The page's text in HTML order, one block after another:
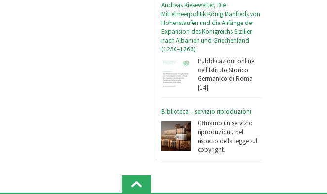
Andreas Kiesewetter, Die
Mittelmeerpolitik König Manfreds von
Hohenstaufen und die Anfänge der
Expansion des Königreichs Sizilien
nach Albanien und Griechenland
(1250–1266)
Pubblicazioni online
dell'Istituto Storico
Germanico di Roma
[14]
Biblioteca – servizio riproduzioni
Offriamo un servizio
riproduzioni, nel
rispetto della legge sul
copyright.